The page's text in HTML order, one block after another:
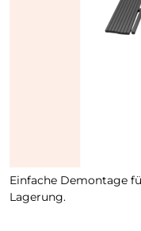
Einfache Demontage
Lagerung.